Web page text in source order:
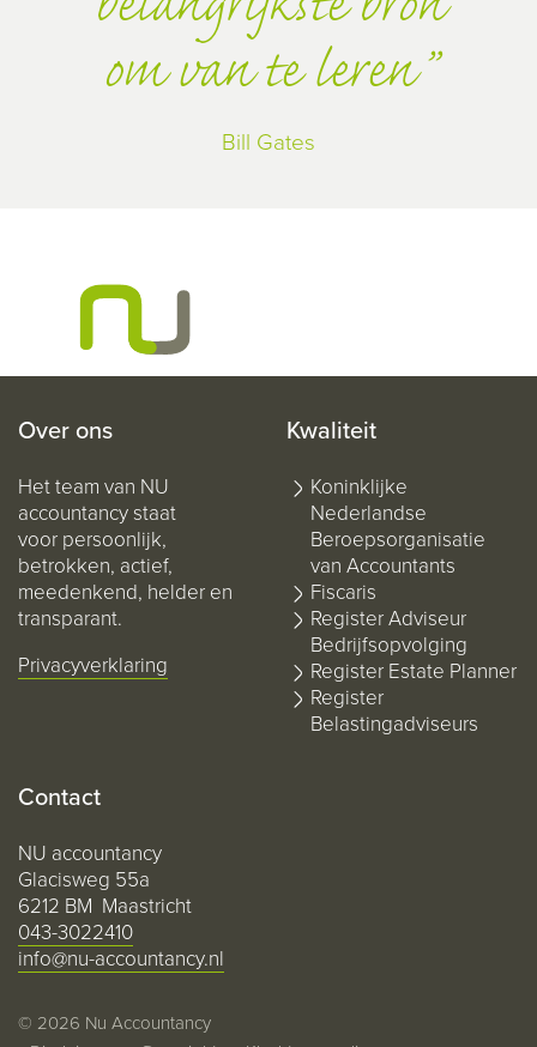
om van te leren
Bill Gates
Over ons
Het team van NU
accountancy staat
voor persoonlijk,
betrokken, actief,
meedenkend, helder en
transparant.
Privacyverklaring
Kwaliteit
Koninklijke
Nederlandse
Beroepsorganisatie
van Accountants
Fiscaris
Register Adviseur
Bedrijfsopvolging
Register Estate Planner
Register
Belastingadviseurs
Contact
NU accountancy
Glacisweg 55a
6212 BM Maastricht
043-3022410
info@nu-accountancy.nl
© 2026 Nu Accountancy